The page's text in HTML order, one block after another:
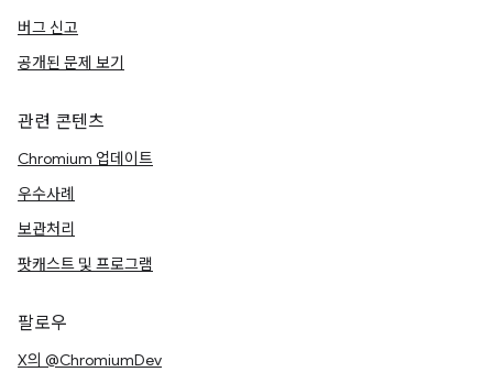
버그 신고
공개된 문제 보기
관련 콘텐츠
Chromium 업데이트
우수사례
보관처리
팟캐스트 및 프로그램
팔로우
X의 @ChromiumDev